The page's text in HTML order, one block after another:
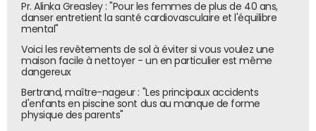
Pr. Alinka Greasley : "Pour les femmes de plus de 40 ans,
danser entretient la santé cardiovasculaire et l'équilibre
mental"
Voici les revêtements de sol à éviter si vous voulez une
maison facile à nettoyer - un en particulier est même
dangereux
Bertrand, maître-nageur : "Les principaux accidents
d'enfants en piscine sont dus au manque de forme
physique des parents"